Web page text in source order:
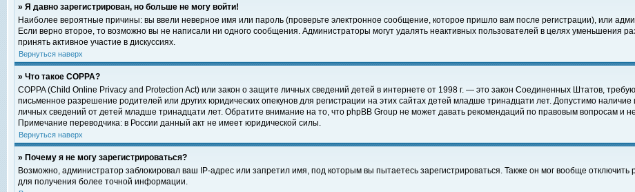
» Я давно зарегистрирован, но больше не могу войти!
Наиболее вероятные причины: вы ввели неверное имя или пароль (проверьте электронное сообщение, которое пришло вам после регистрации), или
Если верно второе, то возможно вы не написали ни одного сообщения. Администраторы могут удалять неактивных пользователей в целях уменьшения
принять активное участие в дискуссиях.
Вернуться наверх
» Что такое COPPA?
COPPA (Child Online Privacy and Protection Act) или закон о защите личных сведений детей в интернете от 1998 г. — это закон Соединенных Штатов,
письменное разрешение родителей или других юридических опекунов для регистрации на этих сайтах детей младше тринадцати лет. Допустимо
личных сведений от детей младше тринадцати лет. Обратите внимание на то, что phpBB Group не может давать рекомендаций по правовым вопросам и
Примечание переводчика: в России данный акт не имеет юридической силы.
Вернуться наверх
» Почему я не могу зарегистрироваться?
Возможно, администратор заблокировал ваш IP-адрес или запретил имя, под которым вы пытаетесь зарегистрироваться. Также он мог вообще
для получения более точной информации.